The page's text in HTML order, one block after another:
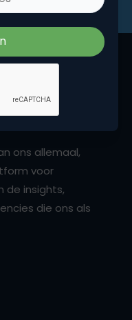
ons allemaal,
voor
de insights,
die ons als